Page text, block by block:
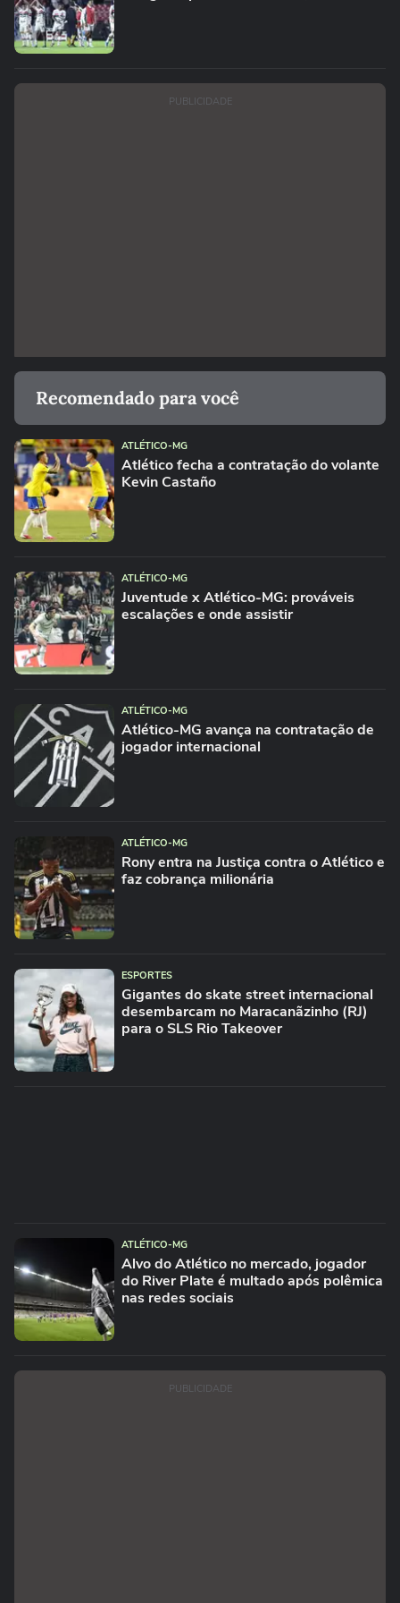
PUBLICIDADE
Recomendado para você
ATLÉTICO-MG
Atlético fecha a contratação do volante
Kevin Castaño
ATLÉTICO-MG
Juventude x Atlético-MG: prováveis
escalações e onde assistir
ATLÉTICO-MG
Atlético-MG avança na contratação de
jogador internacional
ATLÉTICO-MG
Rony entra na Justiça contra o Atlético e
faz cobrança milionária
ESPORTES
Gigantes do skate street internacional
desembarcam no Maracanãzinho (RJ)
para o SLS Rio Takeover
ATLÉTICO-MG
Alvo do Atlético no mercado, jogador
do River Plate é multado após polêmica
nas redes sociais
PUBLICIDADE